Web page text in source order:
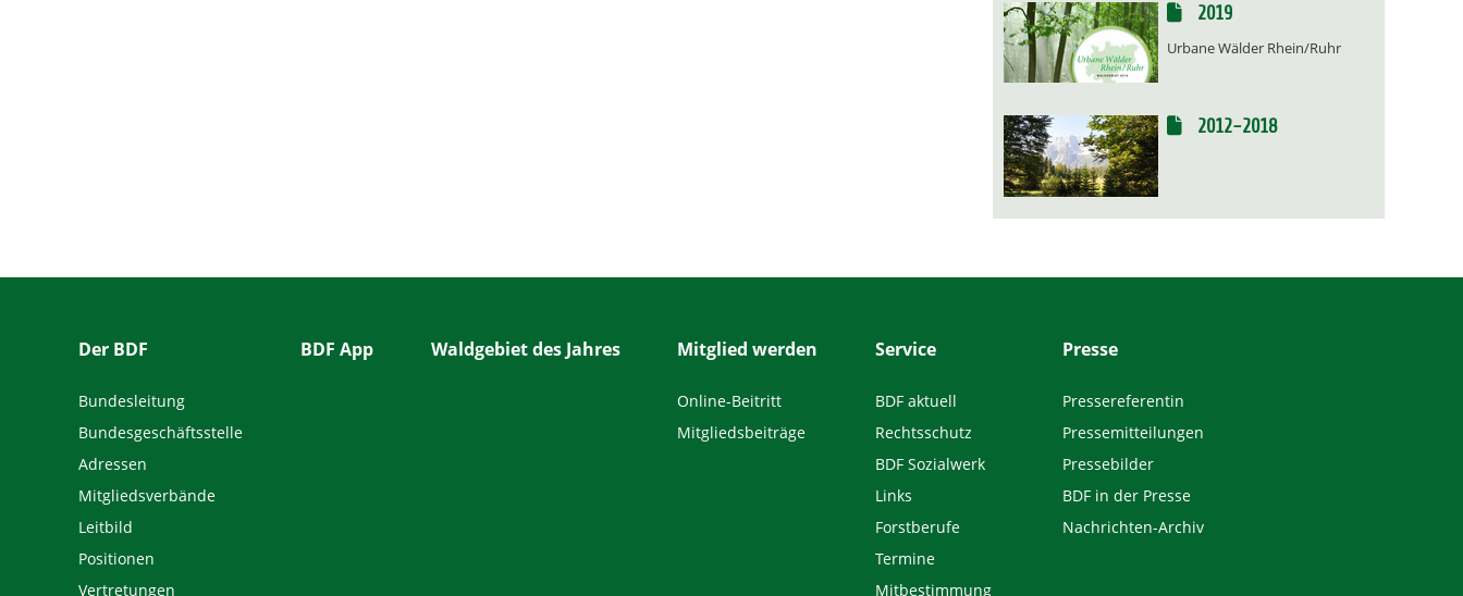
2019
Urbane Wälder Rhein/Ruhr
2012-2018
Der BDF
Bundesleitung
Bundesgeschäftsstelle
Adressen
Mitgliedsverbände
Leitbild
Positionen
Vertretungen
BDF App Waldgebiet des Jahres Mitglied werden
Online-Beitritt
Mitgliedsbeiträge
Service
BDF aktuell
Rechtsschutz
BDF Sozialwerk
Links
Forstberufe
Termine
Mitbestimmung
Presse
Pressereferentin
Pressemitteilungen
Pressebilder
BDF in der Presse
Nachrichten-Archiv